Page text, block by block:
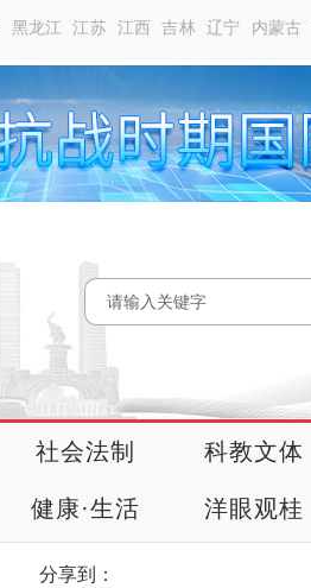
黑龙江 江苏 江西 吉林 辽宁 内蒙古
社会法制 科教文体
健康·生活 洋眼观桂
分享到：